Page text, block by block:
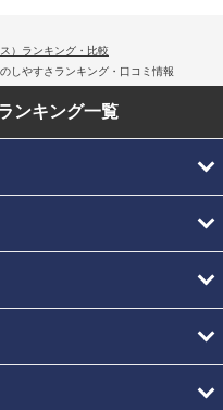
）ランキング・比較
しやすさランキング・口コミ情報
ンキング一覧